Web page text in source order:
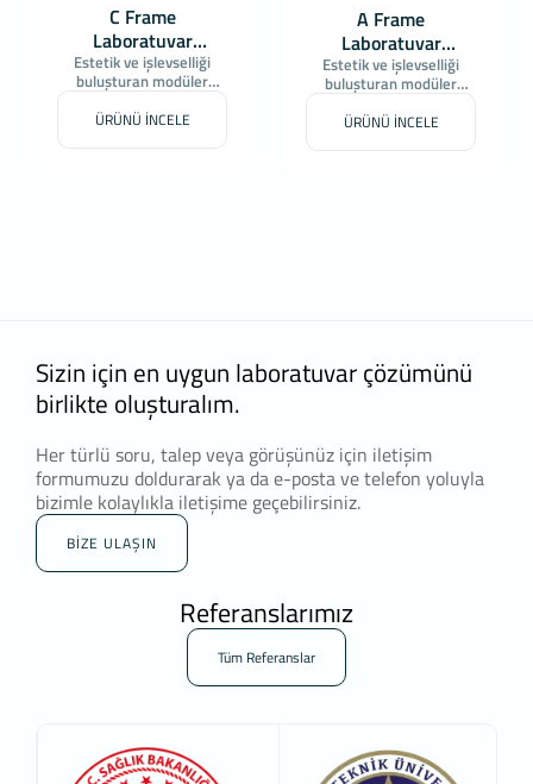
C Frame
Laboratuvar
Tezgahları
Estetik ve işlevselliği
buluşturan modüler
laboratuvar çözümleri
ÜRÜNÜ İNCELE
A Frame
Laboratuvar
Tezgahları
Estetik ve işlevselliği
buluşturan modüler
laboratuvar çözümleri
ÜRÜNÜ İNCELE
Sizin için en uygun laboratuvar çözümünü
birlikte oluşturalım.
Her türlü soru, talep veya görüşünüz için iletişim
formumuzu doldurarak ya da e-posta ve telefon yoluyla
bizimle kolaylıkla iletişime geçebilirsiniz.
BİZE ULAŞIN
Referanslarımız
Tüm Referanslar